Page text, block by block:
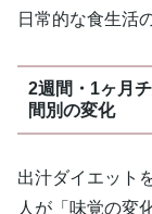
日常的な食生活
2週間・1ヶ月
間別の変化
出汁ダイエット
人が「味覚の変